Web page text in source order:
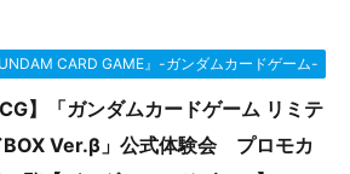
CARD GAME』-ガンダムカードゲーム-
】「ガンダムカードゲーム リミテ
BOX Ver.β」公式体験会 プロモカ